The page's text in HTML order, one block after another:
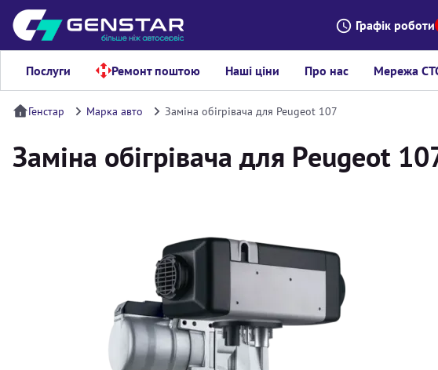
Графік роботи
Послуги Ремонт поштою Наші ціни Про нас Мережа
Генстар Марка авто Заміна обігрівача для Peugeot 107
Заміна обігрівача для Peugeot